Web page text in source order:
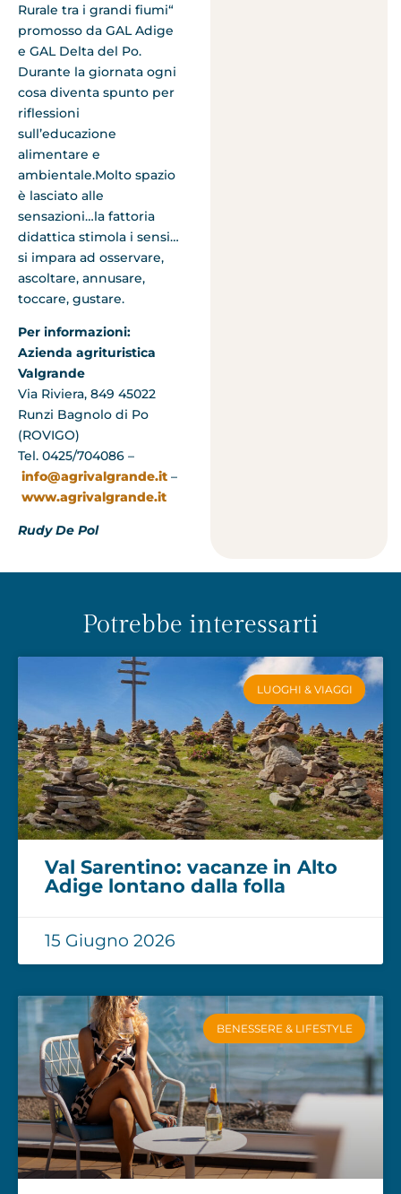
Rurale tra i grandi fiumi“
promosso da GAL Adige
e GAL Delta del Po.
Durante la giornata ogni
cosa diventa spunto per
riflessioni
sull’educazione
alimentare e
ambientale.Molto spazio
è lasciato alle
sensazioni…la fattoria
didattica stimola i sensi…
si impara ad osservare,
ascoltare, annusare,
toccare, gustare.
Per informazioni:
Azienda agrituristica
Valgrande
Via Riviera, 849 45022
Runzi Bagnolo di Po
(ROVIGO)
Tel. 0425/704086 –
info@agrivalgrande.it –
www.agrivalgrande.it
Rudy De Pol
Potrebbe interessarti
LUOGHI & VIAGGI
Val Sarentino: vacanze in Alto
Adige lontano dalla folla
15 Giugno 2026
BENESSERE & LIFESTYLE